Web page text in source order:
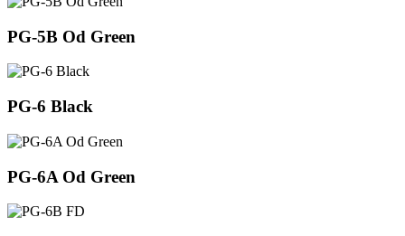
PG-5B Od Green
PG-6 Black
PG-6A Od Green